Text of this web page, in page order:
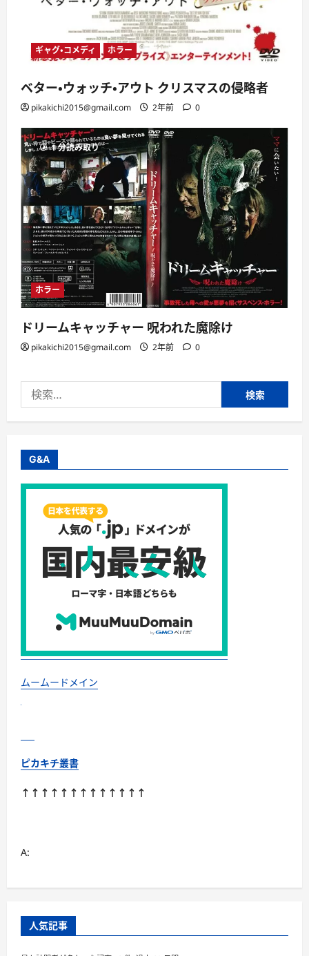
ギャグ・コメディ ホラー
ベター・ウォッチ・アウト クリスマスの侵略者
pikakichi2015@gmail.com 2年前 0
1 分読み取り
ホラー
ドリームキャッチャー 呪われた魔除け
pikakichi2015@gmail.com 2年前 0
索:
G&A
ムームードメイン
ピカキチ叢書
↑↑↑↑↑↑↑↑↑↑↑↑↑
A:
人気記事